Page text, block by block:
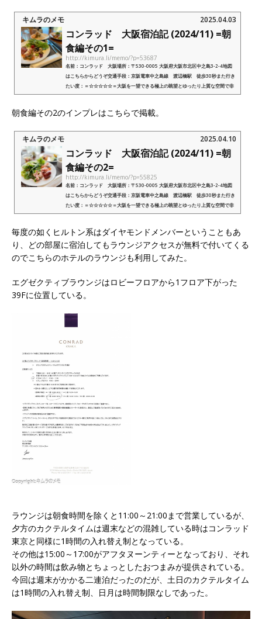
キムラのメモ 2025.04.03
コンラッド 大阪宿泊記 (2024/11) =朝
食編その1=
http://kimura.li/memo/?p=53687
名前：コンラッド 大阪場所：〒530-0005 大阪府大阪市北区中之島3-2-4地図
はこちらからどうぞ交通手段：京阪電車中之島線 渡辺橋駅 徒歩30秒また行き
たい度：＝☆☆☆☆☆＝大阪を一望できる極上の眺望とゆったり上質な空間で非
日常を楽しめるヒルトン上位ブランドのラ...
朝食編その2のインプレはこちらで掲載。
キムラのメモ 2025.04.10
コンラッド 大阪宿泊記 (2024/11) =朝
食編その2=
http://kimura.li/memo/?p=55825
名前：コンラッド 大阪場所：〒530-0005 大阪府大阪市北区中之島3-2-4地図
はこちらからどうぞ交通手段：京阪電車中之島線 渡辺橋駅 徒歩30秒また行き
たい度：＝☆☆☆☆☆＝大阪を一望できる極上の眺望とゆったり上質な空間で非
日常を楽しめるヒルトン上位ブランドのラ...
毎度の如くヒルトン系はダイヤモンドメンバーということもあ
り、どの部屋に宿泊してもラウンジアクセスが無料で付いてくる
のでこちらのホテルのラウンジも利用してみた。
エグゼクティブラウンジはロビーフロアから1フロア下がった
39Fに位置している。
ラウンジは朝食時間を除くと11:00～21:00まで営業しているが、
夕方のカクテルタイムは週末などの混雑している時はコンラッド
東京と同様に1時間の入れ替え制となっている。
その他は15:00～17:00がアフタヌーンティーとなっており、それ
以外の時間は飲み物とちょっとしたおつまみが提供されている。
今回は週末がかかる二連泊だったのだが、土日のカクテルタイム
は1時間の入れ替え制、日月は時間制限なしであった。